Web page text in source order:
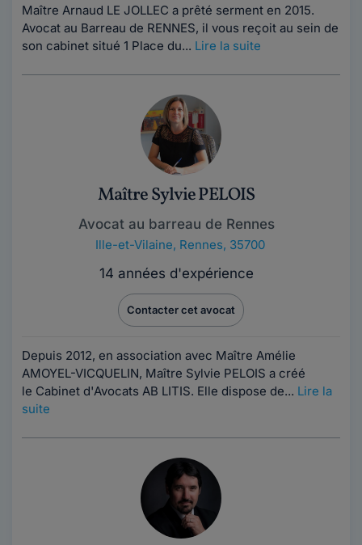
Maître Arnaud LE JOLLEC a prêté serment en 2015.
Avocat au Barreau de RENNES, il vous reçoit au sein de
son cabinet situé 1 Place du... Lire la suite
Maître Sylvie PELOIS
Avocat au barreau de Rennes
Ille-et-Vilaine, Rennes, 35700
14 années d'expérience
Contacter cet avocat
Depuis 2012, en association avec Maître Amélie
AMOYEL-VICQUELIN, Maître Sylvie PELOIS a créé
le Cabinet d'Avocats AB LITIS. Elle dispose de... Lire la
suite